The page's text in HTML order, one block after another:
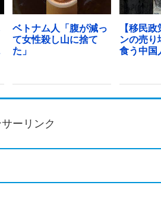
ベトナム人「腹が減っ
て女性殺し山に捨て
た」
【移民
ンの売り
食う中国
ーリンク